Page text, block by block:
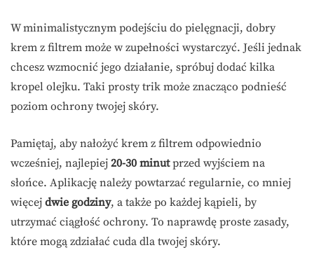
W minimalistycznym podejściu do pielęgnacji, dobry
krem z filtrem może w zupełności wystarczyć. Jeśli jednak
chcesz wzmocnić jego działanie, spróbuj dodać kilka
kropel olejku. Taki prosty trik może znacząco podnieść
poziom ochrony twojej skóry.
Pamiętaj, aby nałożyć krem z filtrem odpowiednio
wcześniej, najlepiej 20-30 minutprzed wyjściem na
słońce. Aplikację należy powtarzać regularnie, co mniej
więcej dwie godziny, a także po każdej kąpieli, by
utrzymać ciągłość ochrony. To naprawdę proste zasady,
które mogą zdziałać cuda dla twojej skóry.